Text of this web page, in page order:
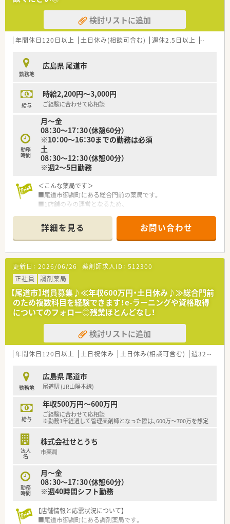
ます。
＜研修制度＞
■社内外でさまざまな研修をしており、スキルアップできる環境
マネジメント研修・セミナー講師を招いての研修・学会発表
＜法人特徴＞
■地域に根差したドラッグストア・調剤薬局・
ドラッグストアは現在130店舗展開しておりますが、
調剤薬局（併設店）は新店予定も含めて15店舗となります。
今後広島県を中心に調剤併設店を増やしていく方針の法人と
なります。
■「地域の健康増進に貢献する」をテーマとして運営を行ってお
ります。
関われる薬剤師を求めております。
薬剤師一人一人が患者様に薬のご提案や服薬指導後のフォロ
ーを行うなど
「専属薬剤師」としての取り組みを強化しております。
■薬剤師は調剤併設店の対応がメインとなります。
そのため、勤務時間帯も調剤薬局の開局時間での勤務となりま
す。
併設店でのご勤務の場合はOTCに関しても身近に学ぶ環境が
ございますので
幅広い知識と経験を蓄積する事が可能となります。
■基本的には残業が発生しないようなシフト環境を整えており
ます。
有給取得率も高く、自己啓発休暇も含め、年間120日以上の
休暇取得が可能な法人となります。
そのため、公私ともに充実してご勤務して頂く事が可能です。
＜こんな方にもオススメ＞
■OTCも学べる環境で、マルチな薬剤師を目指したい方
■患者様から選ばれる薬剤師としてスキルアップしたい方
少しでも気になった方はお問い合わせくださいませ
検討リストに追加
年間休日120日以上 土日休み(相談可含む) 週休2.5日以上 週32h以
勤務地
広島県 尾道市
給与
時給2,200円～3,000円
ご経験に合わせて応相談
勤務
時間
月～金
08：30～17：30（休憩60分）
※10：00～16：30までの勤務は必須
土
08：30～12：30（休憩00分）
※週2～5日勤務
＜こんな薬局です＞
■尾道市御調町にある総合門前の薬局です。
■1店舗のみの運営となるため、
■最大時給3,000円の高時給求人です！
■残業はほとんど発生しません！
ご家庭の用事等で残業が難しい方も安心ください。
■門前の病院との関係性が良好です。
月1回座談会を開催し、患者様の今後のフォローを
どうするのが良いかなどの勉強会を行っており、
情報共有もきちんとできています。
■週3日～5日程度勤務頂ける方、歓迎します。
平日10：00～16：30の勤務は必須です。
＜設備も充実＞
■電子薬歴（EMシステム）や、
全自動分包機も導入済みです。
＜業務内容＞
在宅にも取り組んでいる店舗です。
■総合科目を応需しています。
■処方箋は平均40枚/日程度です。
（外来20～30枚、在宅15枚）
■広報などに興味がある方には、
デジタルサイネージの作成や
お祭りのチラシの作成などの業務も
＜研修制度＞
フォロー体制は整っています。
＜こんな方にもオススメ＞
→ご経験に合わせて最大時給2,700円まで相談可能◎
■仕事とプライベートのメリハリを付けたい方
詳細を見る お問い合わせ
更新日： 2026/06/26 薬剤師求人ID： 512300
正社員
調剤薬局
【尾道市】増員募集♪≪年収600万円・土日休み♪≫総合門前
のため複数科目を経験できます！e-ラーニングや資格取得
についてのフォロー◎残業ほとんどなし！
検討リストに追加
年間休日120日以上 土日祝休み 土日休み(相談可含む) 週32h以上
勤務地
広島県 尾道市
尾道駅 (JR山陽本線)
給与
年収500万円～600万円
ご経験に合わせて応相談
※勤務1年経過して管理薬剤師となった際は、600万～700万を想定
法人
名
株式会社せとうち
市薬局
勤務
時間
月～金
08：30～17：30（休憩60分）
※週40時間シフト勤務
【店舗情報と応需状況について】
■尾道市御調町にある調剤薬局です。